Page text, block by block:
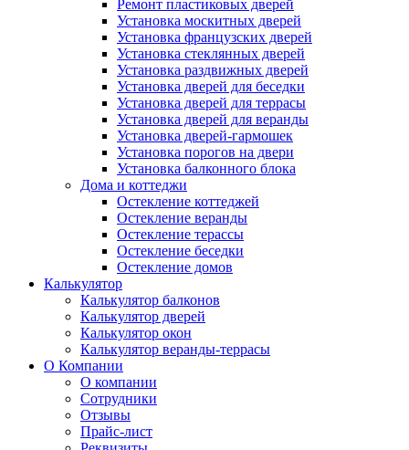
Ремонт пластиковых дверей
Установка москитных дверей
Установка французских дверей
Установка стеклянных дверей
Установка раздвижных дверей
Установка дверей для беседки
Установка дверей для террасы
Установка дверей для веранды
Установка дверей-гармошек
Установка порогов на двери
Установка балконного блока
Дома и коттеджи
Остекление коттеджей
Остекление веранды
Остекление терассы
Остекление беседки
Остекление домов
Калькулятор
Калькулятор балконов
Калькулятор дверей
Калькулятор окон
Калькулятор веранды-террасы
О Компании
О компании
Сотрудники
Отзывы
Прайс-лист